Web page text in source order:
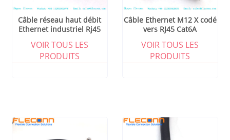
Câble réseau haut débit
Ethernet industriel Rj45
VOIR TOUS LES
PRODUITS
Câble Ethernet M12 X codé
vers RJ45 Cat6A
VOIR TOUS LES
PRODUITS